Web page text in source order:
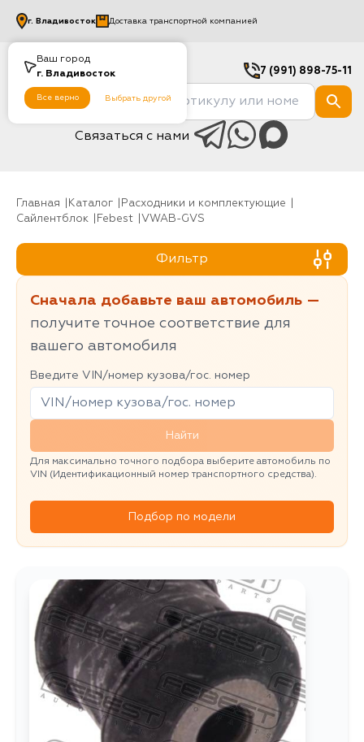
Ваш город
г. Владивосток
Все верно Выбрать другой
г. Владивосток Доставка транспортной компанией
7 (991) 898-75-11
Связаться с нами
Главная Каталог
Расходники и комплектующие
Сайлентблок
Febest VWAB-GVS
Фильтр
Сначала добавьте ваш автомобиль —
получите точное соответствие для
вашего автомобиля
Введите VIN/номер кузова/гос. номер
Найти
Для максимально точного подбора выберите автомобиль по
VIN (Идентификационный номер транспортного средства).
Подбор по модели